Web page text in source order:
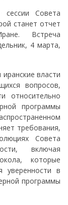
Совета
станет отчет
Встреча
4 марта,
власти
вопросов,
относительно
программы
требования,
Совета
включая
которые
уверенности в
программы